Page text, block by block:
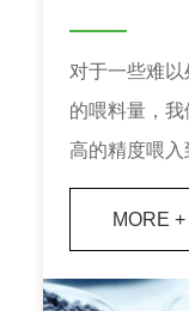
对于一些难
的喂料量，
高的精度喂入
MORE +